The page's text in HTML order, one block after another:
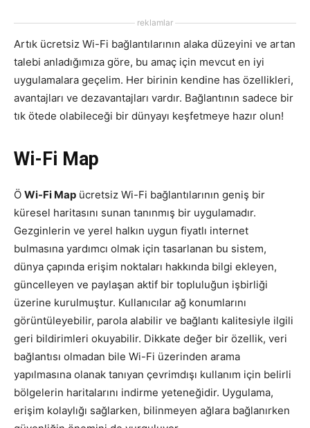
reklamlar
Artık ücretsiz Wi-Fi bağlantılarının alaka düzeyini ve artan
talebi anladığımıza göre, bu amaç için mevcut en iyi
uygulamalara geçelim. Her birinin kendine has özellikleri,
avantajları ve dezavantajları vardır. Bağlantının sadece bir
tık ötede olabileceği bir dünyayı keşfetmeye hazır olun!
Wi-Fi Map
Ö Wi-Fi Map ücretsiz Wi-Fi bağlantılarının geniş bir
küresel haritasını sunan tanınmış bir uygulamadır.
Gezginlerin ve yerel halkın uygun fiyatlı internet
bulmasına yardımcı olmak için tasarlanan bu sistem,
dünya çapında erişim noktaları hakkında bilgi ekleyen,
güncelleyen ve paylaşan aktif bir topluluğun işbirliği
üzerine kurulmuştur. Kullanıcılar ağ konumlarını
görüntüleyebilir, parola alabilir ve bağlantı kalitesiyle ilgili
geri bildirimleri okuyabilir. Dikkate değer bir özellik, veri
bağlantısı olmadan bile Wi-Fi üzerinden arama
yapılmasına olanak tanıyan çevrimdışı kullanım için belirli
bölgelerin haritalarını indirme yeteneğidir. Uygulama,
erişim kolaylığı sağlarken, bilinmeyen ağlara bağlanırken